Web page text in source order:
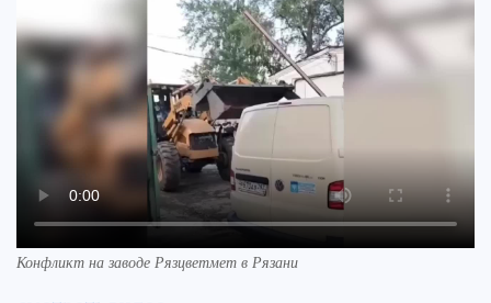
Конфликт на заводе Рязцветмет в Рязани